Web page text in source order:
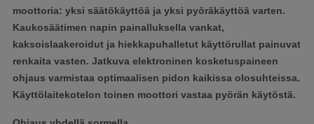
moottoria: yksi säätökäyttöä ja yksi pyöräkäyttöä varten.
Kaukosäätimen napin painalluksella vankat,
kaksoislaakeroidut ja hiekkapuhalletut käyttörullat painuvat
renkaita vasten. Jatkuva elektroninen kosketuspaineen
ohjaus varmistaa optimaalisen pidon kaikissa olosuhteissa.
Käyttölaitekotelon toinen moottori vastaa pyörän käytöstä.